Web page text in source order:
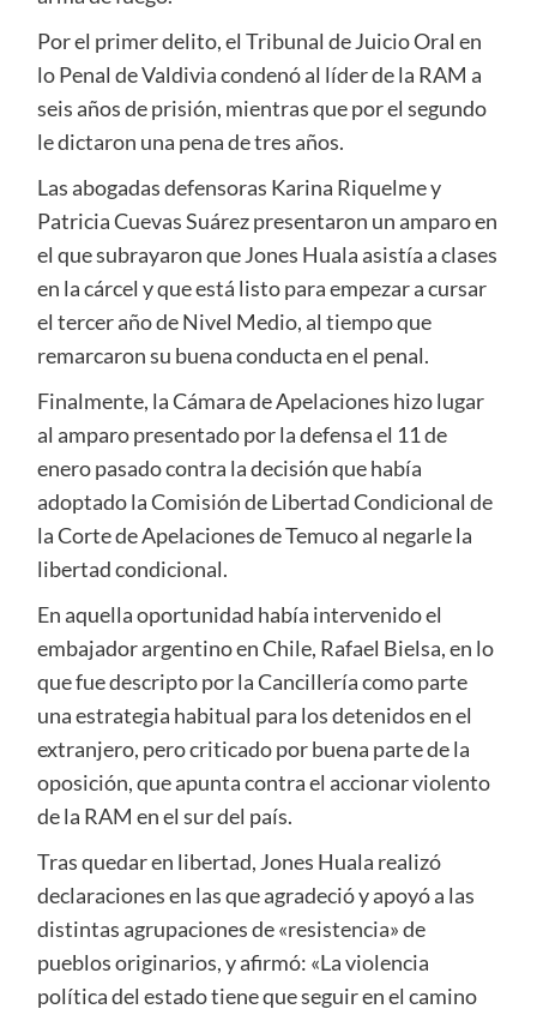
Por el primer delito, el Tribunal de Juicio Oral en
lo Penal de Valdivia condenó al líder de la RAM a
seis años de prisión, mientras que por el segundo
le dictaron una pena de tres años.
Las abogadas defensoras Karina Riquelme y
Patricia Cuevas Suárez presentaron un amparo en
el que subrayaron que Jones Huala asistía a clases
en la cárcel y que está listo para empezar a cursar
el tercer año de Nivel Medio, al tiempo que
remarcaron su buena conducta en el penal.
Finalmente, la Cámara de Apelaciones hizo lugar
al amparo presentado por la defensa el 11 de
enero pasado contra la decisión que había
adoptado la Comisión de Libertad Condicional de
la Corte de Apelaciones de Temuco al negarle la
libertad condicional.
En aquella oportunidad había intervenido el
embajador argentino en Chile, Rafael Bielsa, en lo
que fue descripto por la Cancillería como parte
una estrategia habitual para los detenidos en el
extranjero, pero criticado por buena parte de la
oposición, que apunta contra el accionar violento
de la RAM en el sur del país.
Tras quedar en libertad, Jones Huala realizó
declaraciones en las que agradeció y apoyó a las
distintas agrupaciones de «resistencia» de
pueblos originarios, y afirmó: «La violencia
política del estado tiene que seguir en el camino